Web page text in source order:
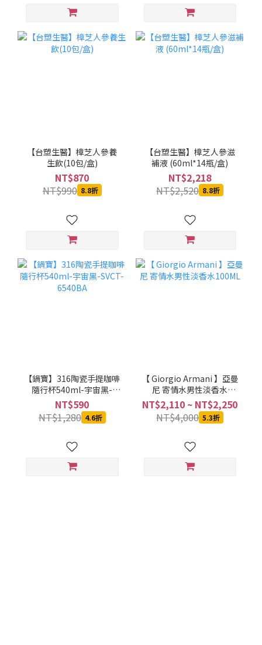
【台塑生醫】樟芝人參養
生飲(10包/盒)
NT$870
NT$990 8.8折
【台塑生醫】樟芝人參滋
補液 (60ml*14瓶/盒)
NT$2,218
NT$2,520 8.8折
【鍋寶】316陶瓷手提咖啡
隨行杯540ml-宇宙黑-
SVCT-6540BA
NT$590
NT$1,280 4.6折
【 Giorgio Armani 】亞曼
尼 寄情水男性淡香水
100ML
NT$2,110 ~ NT$2,250
NT$4,000 5.3折